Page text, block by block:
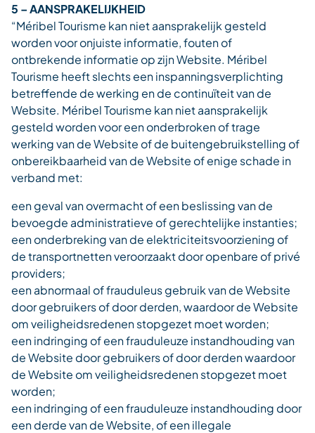
5 – AANSPRAKELIJKHEID
“Méribel Tourisme kan niet aansprakelijk gesteld
worden voor onjuiste informatie, fouten of
ontbrekende informatie op zijn Website. Méribel
Tourisme heeft slechts een inspanningsverplichting
betreffende de werking en de continuïteit van de
Website. Méribel Tourisme kan niet aansprakelijk
gesteld worden voor een onderbroken of trage
werking van de Website of de buitengebruikstelling of
onbereikbaarheid van de Website of enige schade in
verband met:
een geval van overmacht of een beslissing van de
bevoegde administratieve of gerechtelijke instanties;
een onderbreking van de elektriciteitsvoorziening of
de transportnetten veroorzaakt door openbare of privé
providers;
een abnormaal of frauduleus gebruik van de Website
door gebruikers of door derden, waardoor de Website
om veiligheidsredenen stopgezet moet worden;
een indringing of een frauduleuze instandhouding van
de Website door gebruikers of door derden waardoor
de Website om veiligheidsredenen stopgezet moet
worden;
een indringing of een frauduleuze instandhouding door
een derde van de Website, of een illegale